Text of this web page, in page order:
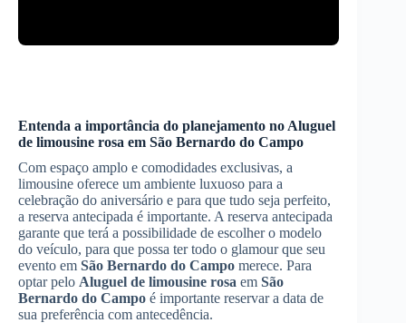
Entenda a importância do planejamento no Aluguel
de limousine rosa em São Bernardo do Campo
Com espaço amplo e comodidades exclusivas, a
limousine oferece um ambiente luxuoso para a
celebração do aniversário e para que tudo seja perfeito,
a reserva antecipada é importante. A reserva antecipada
garante que terá a possibilidade de escolher o modelo
do veículo, para que possa ter todo o glamour que seu
evento em São Bernardo do Campo merece. Para
optar pelo Aluguel de limousine rosa em São
Bernardo do Campo é importante reservar a data de
sua preferência com antecedência.